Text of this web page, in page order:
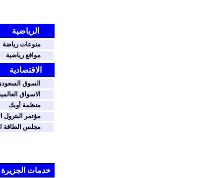
الرياضية
منوعات رياضة
مواقع رياضية
الاقتصادية
السوق
الاسواق
منظمة أوبك
مؤتمر البترول
مجلس الطاقة
خدمات الجزيرة